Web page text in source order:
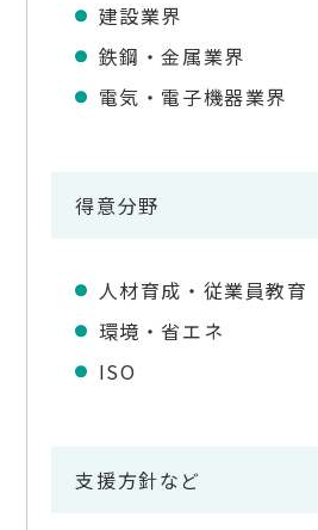
建設業界
鉄鋼・金属業界
電気・電子機器業界
得意分野
人材育成・従業員教育
環境・省エネ
ISO
支援方針など